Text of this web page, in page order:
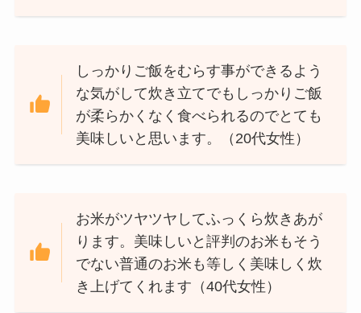
しっかりご飯をむらす事ができるよう
な気がして炊き立てでもしっかりご飯
が柔らかくなく食べられるのでとても
美味しいと思います。（20代女性）
お米がツヤツヤしてふっくら炊きあが
ります。美味しいと評判のお米もそう
でない普通のお米も等しく美味しく炊
き上げてくれます（40代女性）